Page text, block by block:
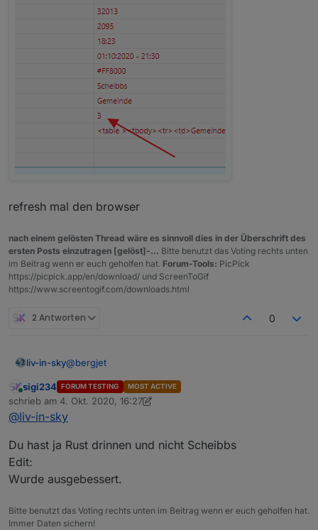
refresh mal den browser
nach einem gelösten Thread wäre es sinnvoll dies in der Überschrift des
ersten Posts einzutragen [gelöst]-... Bitte benutzt das Voting rechts unten
im Beitrag wenn er euch geholfen hat. Forum-Tools: PicPick
https://picpick.app/en/download/ und ScreenToGif
https://www.screentogif.com/downloads.html
2 Antworten 0
liv-in-sky@bergjet
bei mir nicht
Online
sigi234 FORUM TESTING MOST ACTIVE
schrieb am 4. Okt. 2020, 16:27
zuletzt editiert von sigi23410. Apr. 2020, 18:29
@liv-in-sky
Du hast ja Rust drinnen und nicht Scheibbs
Edit:
Wurde ausgebessert.
Bitte benutzt das Voting rechts unten im Beitrag wenn er euch geholfen hat.
Immer Daten sichern!